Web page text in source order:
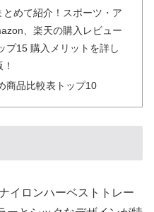
とめて紹介！スポーツ・ア
、楽天の購入レビュー
プ15 購入メリットを詳し
商品比較表トップ10
イロンハーベストトレー